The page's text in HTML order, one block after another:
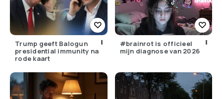
Trump geeft Balogun
presidential immunity na
rode kaart
#brainrot is officieel
mijn diagnose van 2026